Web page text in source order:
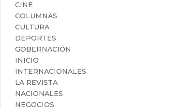
CINE
COLUMNAS
CULTURA
DEPORTES
GOBERNACIÓN
INICIO
INTERNACIONALES
LA REVISTA
NACIONALES
NEGOCIOS